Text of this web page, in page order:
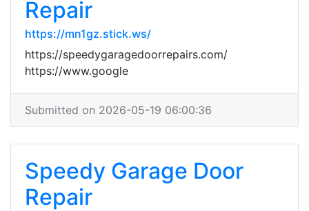
Repair
https://mn1gz.stick.ws/
https://speedygaragedoorrepairs.com/
https://www.google
Submitted on 2026-05-19 06:00:36
Speedy Garage Door
Repair